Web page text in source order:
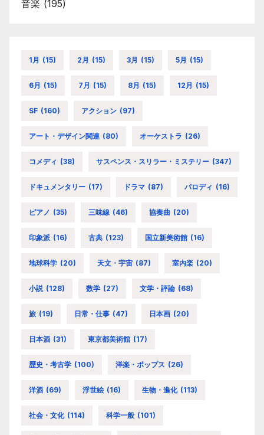
音楽 (195)
1月 (15) 2月 (15) 3月 (15) 5月 (15)
6月 (15) 7月 (15) 8月 (15) 12月 (15)
SF (160) アクション (97)
アート・デザイン関連 (80) オーケストラ (26)
コメディ (38) サスペンス・スリラー・ミステリー (347)
ドキュメンタリー (17) ドラマ (87) パロディ (16)
ピアノ (35) 三味線 (46) 協奏曲 (20)
印象派 (16) 古典 (123) 国立新美術館 (16)
地球科学 (20) 天文・宇宙 (87) 室内楽 (20)
小説 (128) 数学 (27) 文学・評論 (68)
旅 (19) 日常・仕事 (47) 日本画 (20)
日本酒 (31) 東京都美術館 (17)
歴史・考古学 (100) 洋楽・ポップス (26)
洋酒 (69) 浮世絵 (16) 生物・進化 (113)
社会・文化 (114) 科学一般 (101)